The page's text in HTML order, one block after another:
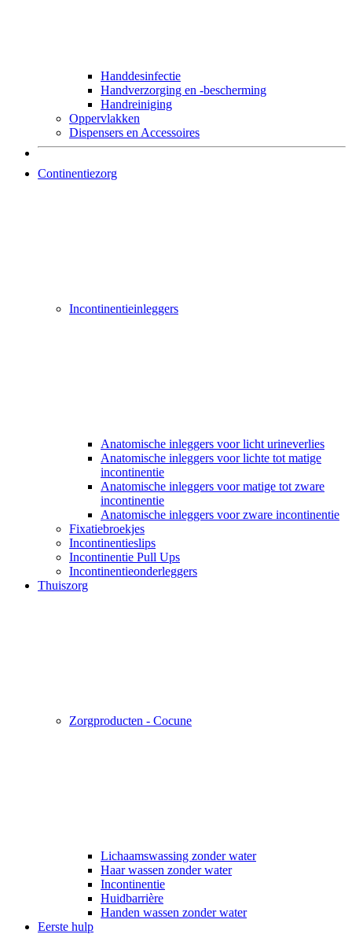
Handdesinfectie
Handverzorging en -bescherming
Handreiniging
Oppervlakken
Dispensers en Accessoires
Continentiezorg
Incontinentieinleggers
Anatomische inleggers voor licht urineverlies
Anatomische inleggers voor lichte tot matige
incontinentie
Anatomische inleggers voor matige tot zware
incontinentie
Anatomische inleggers voor zware incontinentie
Fixatiebroekjes
Incontinentieslips
Incontinentie Pull Ups
Incontinentieonderleggers
Thuiszorg
Zorgproducten - Cocune
Lichaamswassing zonder water
Haar wassen zonder water
Incontinentie
Huidbarrière
Handen wassen zonder water
Eerste hulp